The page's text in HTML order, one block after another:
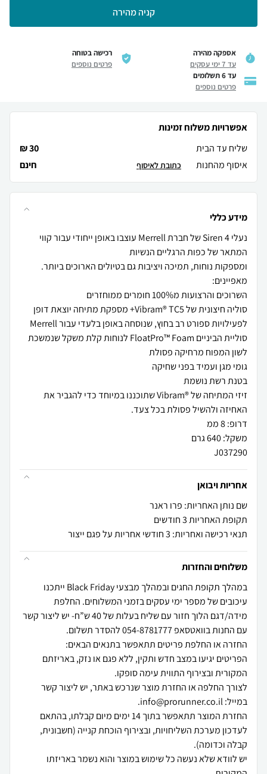
קניה מהירה
אספקה מהירה
עד 7 ימי עסקים
רכישה בטוחה
פרטים נוספים
עד 6 תשלומים
פרטים נוספים
אפשרויות משלוח זמינות
שליח עד הבית
30 ₪
איסוף מהחנות
חינם כתובת לאיסוף
מידע כללי
נעלי Siren 4 של חברת Merrell עוצבו באופן ייחודי עבור קווי
סוליה חיצונית של Vibram® TC5+ מספקת מתיחה יוצאת דופן
זיזי המתיחה של ®Vibram שתוכננו במיוחד כדי להגביר את
J037290
אחריות ויבואן
שם נותן האחריות: פרו ראנר
תקופת האחריות 3 חודשים
תנאי רכישה ואחריות: 3 חודשי אחריות על פגם ייצור
משלוחים והחזרות
במהלך תקופת החגים ובמהלך מבצעי Black Friday ייתכנו
עיכובים של מספר ימי עסקים בזמני המשלוחים. החלפת
מידה/דגם הלוך חזור עם שליח בעלות של 40 ש”ח- יש ליצור קשר
הפריטים יגיעו במצב חדש ותקין, ללא פגם או נזק, באריזתם
לצורך החלפה או החזרת מוצר שנרכש באתר, יש ליצור קשר
החזרת המוצר תתאפשר בתוך 14 ימים מיום קבלתו, בהתאם
לעדכון מערכת השליחויות, ובצירוף הוכחת קנייה (חשבונית,
יש לוודא שלא נעשה כל שימוש במוצר והוא נשמר באריזתו